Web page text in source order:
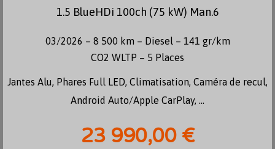
1.5 BlueHDi 100ch (75 kW) Man.6
03/2026 – 8 500 km – Diesel – 141 gr/km
CO2 WLTP – 5 Places
Jantes Alu, Phares Full LED, Climatisation, Caméra de recul,
Android Auto/Apple CarPlay, ...
23 990,00 €